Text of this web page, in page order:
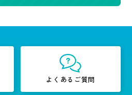
よくあるご質問